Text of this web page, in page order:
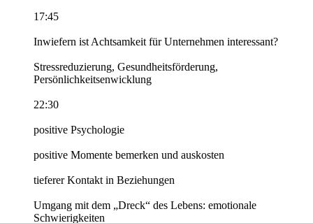
17:45
Inwiefern ist Achtsamkeit für Unternehmen interessant?
Stressreduzierung, Gesundheitsförderung,
Persönlichkeitsenwicklung
22:30
positive Psychologie
positive Momente bemerken und auskosten
tieferer Kontakt in Beziehungen
Umgang mit dem „Dreck“ des Lebens: emotionale
Schwierigkeiten